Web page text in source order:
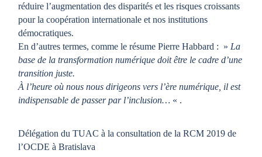
réduire l’augmentation des disparités et les risques croissants
pour la coopération internationale et nos institutions
démocratiques.
En d’autres termes, comme le résume Pierre Habbard : » La
base de la transformation numérique doit être le cadre d’une
transition juste.
À l’heure où nous nous dirigeons vers l’ère numérique, il est
indispensable de passer par l’inclusion… « .
Délégation du TUAC à la consultation de la RCM 2019 de
l’OCDE à Bratislava